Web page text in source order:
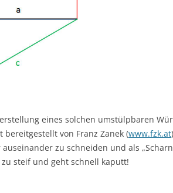
eines solchen umstülpbaren
von Franz Zanek (www.fzk.at
zu schneiden und als
steif und geht schnell kaputt!